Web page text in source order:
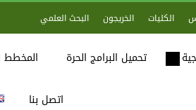
الكليات الخريجون البحث العلمي
تحميل البرامج الحرة المخطط
اتصل بنا